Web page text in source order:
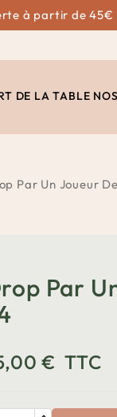
à partir de
DE LA TABLE
Par Un Joueur
Par
€ TTC